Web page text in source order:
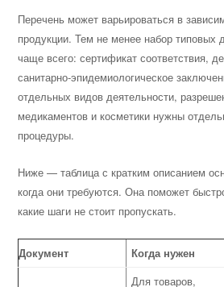
Перечень может варьироваться в
продукции. Тем не менее набор типовых
чаще всего: сертификат соответствия,
санитарно-эпидемиологическое
отдельных видов деятельности,
медикаментов и косметики нужны
процедуры.
Ниже — таблица с кратким описанием
когда они требуются. Она поможет
какие шаги не стоит пропускать.
Документ Когда нужен
Для товаров,